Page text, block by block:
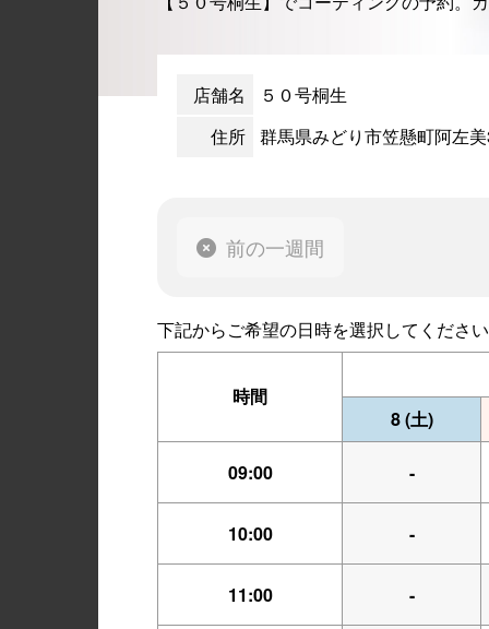
店舗名
５０号桐生
住所 群馬県みどり市笠懸町阿左
前の一週間
下記からご希望の日時を選択してくださ
時間
8(土)
09:00 -
10:00 -
11:00 -